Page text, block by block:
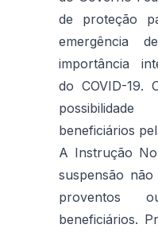
de proteção
emergência
importância
do COVID-19.
beneficiários
A Instrução
suspensão
proventos
beneficiários.